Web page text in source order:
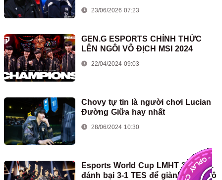
ASIAD
23/06/2026 07:23
GEN.G ESPORTS CHÍNH THỨC
LÊN NGÔI VÔ ĐỊCH MSI 2024
22/04/2024 09:03
Chovy tự tin là người chơi Lucian
Đường Giữa hay nhất
28/06/2024 10:30
Esports World Cup LMHT 2024: T1
đánh bại 3-1 TES để giành chức vô